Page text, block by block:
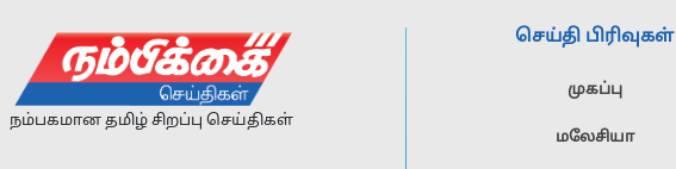
நம்பகமான தமிழ் சிறப்பு செய்திகள்
செய்தி பிரிவுகள்
முகப்பு
மலேசியா